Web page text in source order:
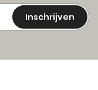
Inschrijven